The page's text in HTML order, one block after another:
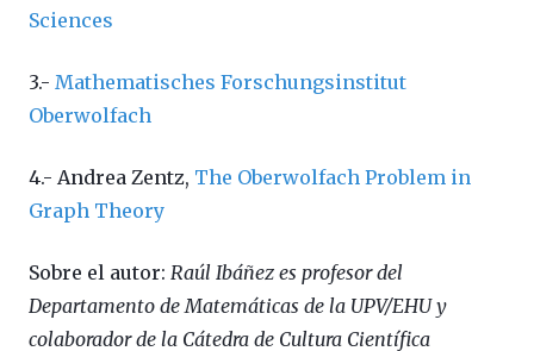
Sciences
3.- Mathematisches Forschungsinstitut
Oberwolfach
4.- Andrea Zentz, The Oberwolfach Problem in
Graph Theory
Sobre el autor: Raúl Ibáñez es profesor del
Departamento de Matemáticas de la UPV/EHU y
colaborador de la Cátedra de Cultura Científica